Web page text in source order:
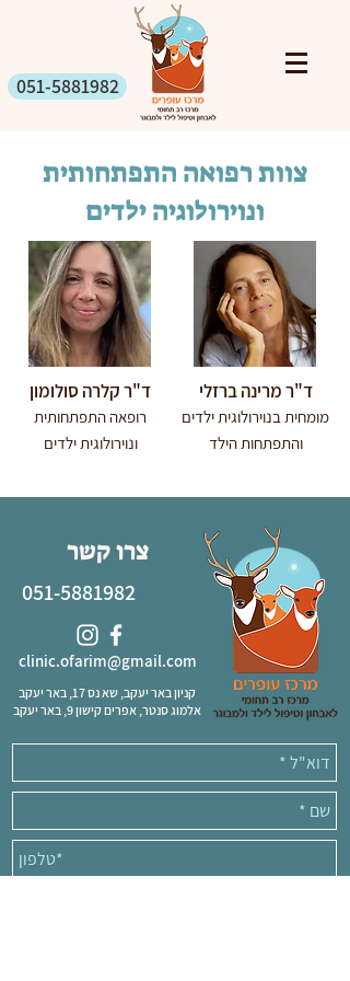
051-5881982
צוות רפואה התפתחותית
ונוירולוגיה ילדים
ד"ר מרינה ברזלי
מומחית בנוירולוגית ילדים
והתפתחות הילד
ד"ר קלרה סולומון
רופאה התפתחותית
ונוירולוגית ילדים
צרו קשר
קניון באר יעקב, שא נס 17, באר יעקב
אלמוג סנטר, אפרים קישון 9, באר יעקב
clinic.ofarim@gmail.com
051-5881982